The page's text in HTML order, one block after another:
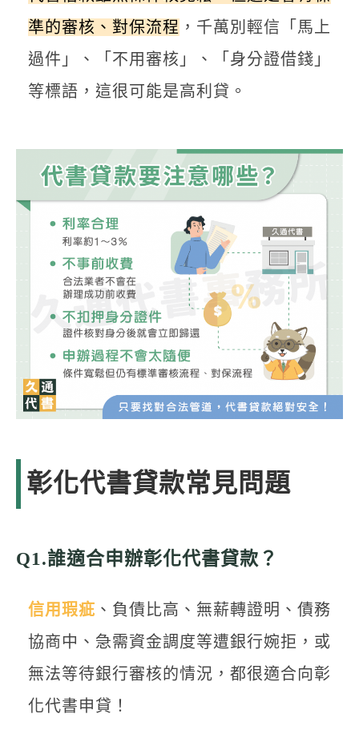
準的審核、對保流程 ，千萬別輕信「馬上
過件」、「不用審核」、「身分證借錢」
等標語，這很可能是高利貸。
彰化代書貸款常見問題
Q1.誰適合申辦彰化代書貸款？
信用瑕疵 、負債比高、無薪轉證明、債務
協商中、急需資金調度等遭銀行婉拒，或
無法等待銀行審核的情況，都很適合向彰
化代書申貸！